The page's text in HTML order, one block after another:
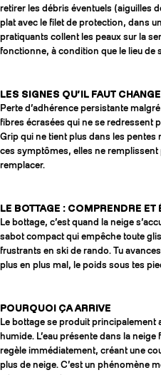
retirer les débris éventuels (aiguilles
plat avec le filet de protection, dans
pratiquants collent les peaux sur la
fonctionne, à condition que le lieu de
LES SIGNES QU’IL FAUT
Perte d’adhérence persistante
fibres écrasées qui ne se redressent
Grip qui ne tient plus dans les
ces symptômes, elles ne remplissent
remplacer.
LE BOTTAGE : COMPRENDRE ET
Le bottage, c’est quand la neige
sabot compact qui empêche toute
frustrants en ski de rando. Tu
plus en plus mal, le poids sous tes
POURQUOI ÇA ARRIVE
Le bottage se produit principalement
humide. L’eau présente dans la
regèle immédiatement, créant une
plus de neige. C’est un phénomène